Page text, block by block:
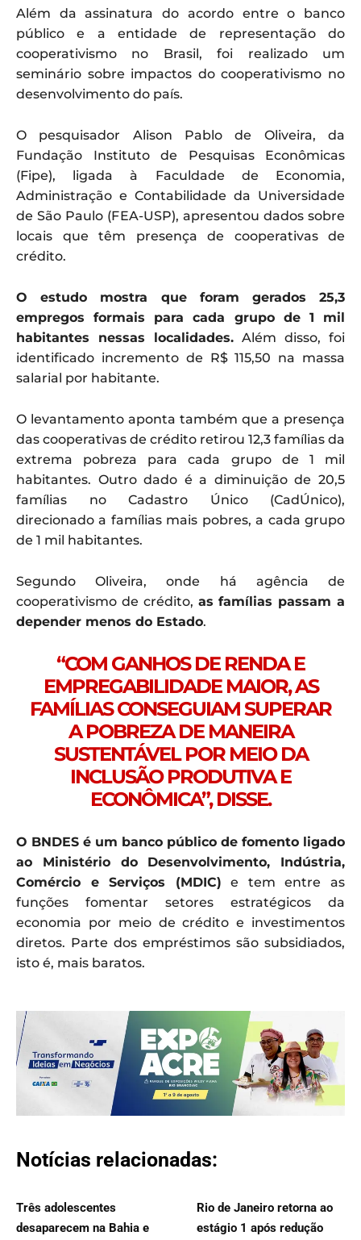
Além da assinatura do acordo entre o banco
público e a entidade de representação do
cooperativismo no Brasil, foi realizado um
seminário sobre impactos do cooperativismo no
desenvolvimento do país.
O pesquisador Alison Pablo de Oliveira, da
Fundação Instituto de Pesquisas Econômicas
(Fipe), ligada à Faculdade de Economia,
Administração e Contabilidade da Universidade
de São Paulo (FEA-USP), apresentou dados sobre
locais que têm presença de cooperativas de
crédito.
O estudo mostra que foram gerados 25,3
empregos formais para cada grupo de 1 mil
habitantes nessas localidades. Além disso, foi
identificado incremento de R$ 115,50 na massa
salarial por habitante.
O levantamento aponta também que a presença
das cooperativas de crédito retirou 12,3 famílias da
extrema pobreza para cada grupo de 1 mil
habitantes. Outro dado é a diminuição de 20,5
famílias no Cadastro Único (CadÚnico),
direcionado a famílias mais pobres, a cada grupo
de 1 mil habitantes.
Segundo Oliveira, onde há agência de
cooperativismo de crédito, as famílias passam a
depender menos do Estado.
“COM GANHOS DE RENDA E
EMPREGABILIDADE MAIOR, AS
FAMÍLIAS CONSEGUIAM SUPERAR
A POBREZA DE MANEIRA
SUSTENTÁVEL POR MEIO DA
INCLUSÃO PRODUTIVA E
ECONÔMICA”, DISSE.
O BNDES é um banco público de fomento ligado
ao Ministério do Desenvolvimento, Indústria,
Comércio e Serviços (MDIC) e tem entre as
funções fomentar setores estratégicos da
economia por meio de crédito e investimentos
diretos. Parte dos empréstimos são subsidiados,
isto é, mais baratos.
Notícias relacionadas:
Três adolescentes
desaparecem na Bahia e
Rio de Janeiro retorna ao
estágio 1 após redução